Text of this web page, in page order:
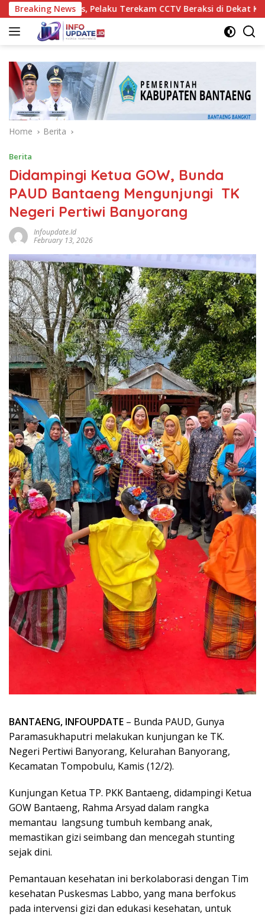
Skip
to
content
Breaking News
Maros, Pelaku Terekam CCTV Beraksi di Dekat Kantor Desa
Home Berita
Berita
Didampingi Ketua GOW, Bunda
PAUD Bantaeng Mengunjungi TK
Negeri Pertiwi Banyorang
Infoupdate.id
February 13, 2026
BANTAENG, INFOUPDATE – Bunda PAUD, Gunya
Paramasukhaputri melakukan kunjungan ke TK.
Negeri Pertiwi Banyorang, Kelurahan Banyorang,
Kecamatan Tompobulu, Kamis (12/2).
Kunjungan Ketua TP. PKK Bantaeng, didampingi Ketua
GOW Bantaeng, Rahma Arsyad dalam rangka
memantau langsung tumbuh kembang anak,
memastikan gizi seimbang dan mencegah stunting
sejak dini.
Pemantauan kesehatan ini berkolaborasi dengan Tim
kesehatan Puskesmas Labbo, yang mana berfokus
pada intervensi gizi dan edukasi kesehatan, untuk